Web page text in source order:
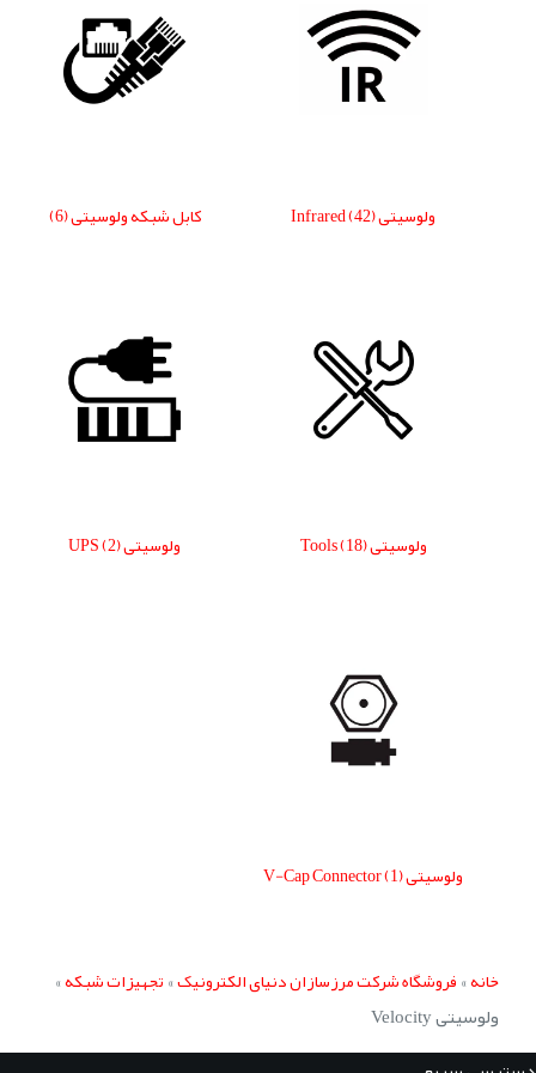
ولوسیتی Infrared(42) کابل شبکه ولوسیتی(6)
ولوسیتی Tools(18) ولوسیتی UPS(2)
ولوسیتی V-Cap Connector(1)
خانه»فروشگاه شرکت مرزسازان دنیای الکترونیک»تجهیزات شبکه»
ولوسیتی Velocity